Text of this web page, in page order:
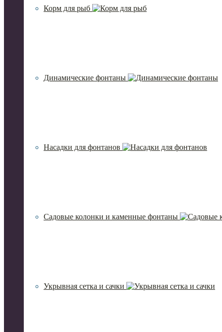
Корм для рыб
Динамические фонтаны
Насадки для фонтанов
Садовые колонки и каменные фонтаны
Укрывная сетка и сачки